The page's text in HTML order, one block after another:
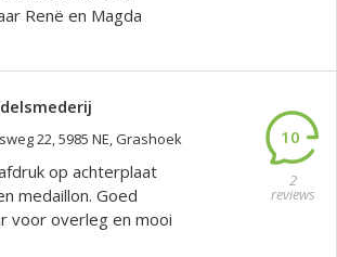
Renë en Magda
22, 5985 NE, Grashoek 10
2
reviews
op achterplaat
medaillon. Goed
voor overleg en mooi